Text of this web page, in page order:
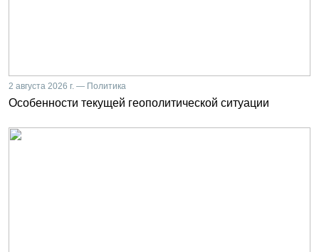
2 августа 2026 г. — Политика
Особенности текущей геополитической ситуации